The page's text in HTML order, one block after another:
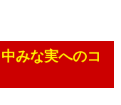
みな実へのコ